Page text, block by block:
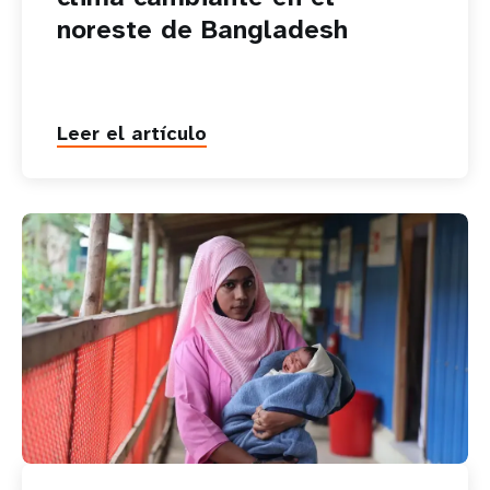
noreste de Bangladesh
Leer el artículo